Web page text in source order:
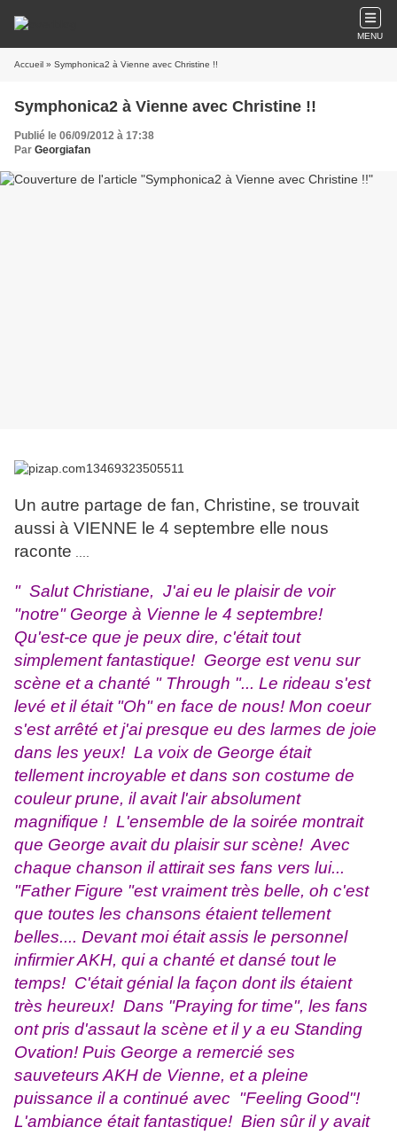
MENU
Accueil » Symphonica2 à Vienne avec Christine !!
Symphonica2 à Vienne avec Christine !!
Publié le 06/09/2012 à 17:38
Par Georgiafan
Un autre partage de fan, Christine, se trouvait
aussi à VIENNE le 4 septembre elle nous
raconte
" Salut Christiane, J'ai eu le plaisir de voir
"notre" George à Vienne le 4 septembre!
Qu'est-ce que je peux dire, c'était tout
simplement fantastique! George est venu sur
scène et a chanté " Through "... Le rideau s'est
levé et il était "Oh" en face de nous! Mon coeur
s'est arrêté et j'ai presque eu des larmes de joie
dans les yeux! La voix de George était
tellement incroyable et dans son costume de
couleur prune, il avait l'air absolument
magnifique ! L'ensemble de la soirée montrait
que George avait du plaisir sur scène! Avec
chaque chanson il attirait ses fans vers lui...
"Father Figure "est vraiment très belle, oh c'est
que toutes les chansons étaient tellement
belles.... Devant moi était assis le personnel
infirmier AKH, qui a chanté et dansé tout le
temps! C'était génial la façon dont ils étaient
très heureux! Dans "Praying for time", les fans
ont pris d'assaut la scène et il y a eu Standing
Ovation! Puis George a remercié ses
sauveteurs AKH de Vienne, et a pleine
puissance il a continué avec "Feeling Good"!
L'ambiance était fantastique! Bien sûr il y avait